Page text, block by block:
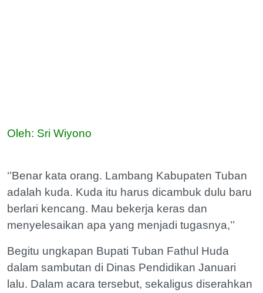
Oleh: Sri Wiyono
‘’Benar kata orang. Lambang Kabupaten Tuban
adalah kuda. Kuda itu harus dicambuk dulu baru
berlari kencang. Mau bekerja keras dan
menyelesaikan apa yang menjadi tugasnya,’’
Begitu ungkapan Bupati Tuban Fathul Huda
dalam sambutan di Dinas Pendidikan Januari
lalu. Dalam acara tersebut, sekaligus diserahkan